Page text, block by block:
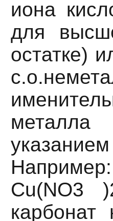
иона
для
остатке)
Например:
Cu(NO3